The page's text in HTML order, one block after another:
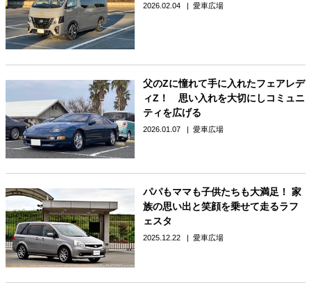
2026.02.04 愛車広場
父のZに憧れて手に入れたフェアレデ
ィZ！ 思い入れを大切にしコミュニ
ティを広げる
2026.01.07 愛車広場
パパもママも子供たちも大満足！ 家
族の思い出と笑顔を乗せて走るラフ
ェスタ
2025.12.22 愛車広場